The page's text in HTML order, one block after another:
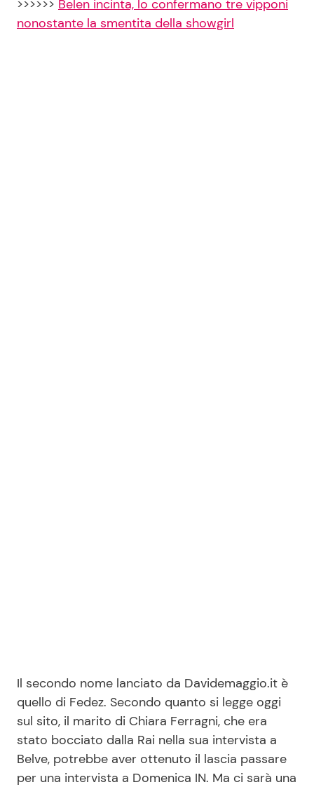
>>>>>> Belen incinta, lo confermano tre vipponi
nonostante la smentita della showgirl
Il secondo nome lanciato da Davidemaggio.it è
quello di Fedez. Secondo quanto si legge oggi
sul sito, il marito di Chiara Ferragni, che era
stato bocciato dalla Rai nella sua intervista a
Belve, potrebbe aver ottenuto il lascia passare
per una intervista a Domenica IN. Ma ci sarà una